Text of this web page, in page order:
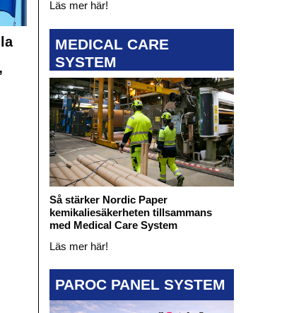
Läs mer här!
MEDICAL CARE
SYSTEM
Så stärker Nordic Paper
kemikaliesäkerheten tillsammans
med Medical Care System
Läs mer här!
PAROC PANEL SYSTEM